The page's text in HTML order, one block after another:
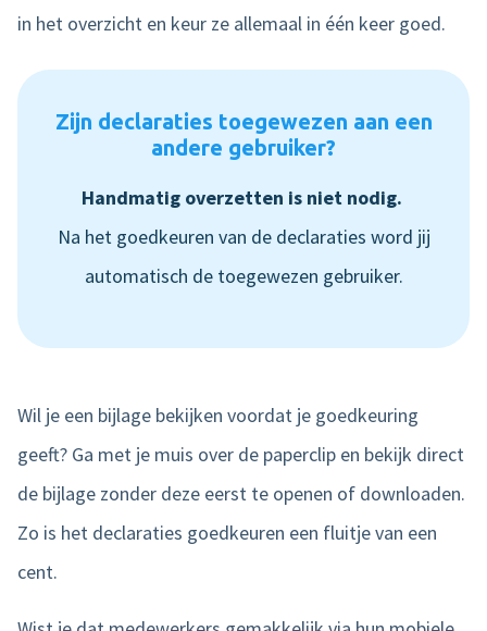
in het overzicht en keur ze allemaal in één keer goed.
Zijn declaraties toegewezen aan een
andere gebruiker?
Handmatig overzetten is niet nodig.
Na het goedkeuren van de declaraties word jij
automatisch de toegewezen gebruiker.
Wil je een bijlage bekijken voordat je goedkeuring
geeft? Ga met je muis over de paperclip en bekijk direct
de bijlage zonder deze eerst te openen of downloaden.
Zo is het declaraties goedkeuren een fluitje van een
cent.